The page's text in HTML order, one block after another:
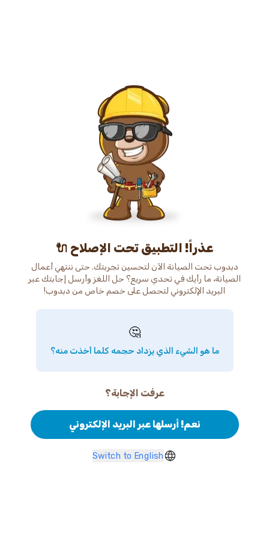
عذراً! التطبيق تحت الإصلاح 🔌
دبدوب تحت الصيانة الآن لتحسين تجربتك. حتى ننتهي أعمال
الصيانة، ما رأيك في تحدي سريع؟ حل اللغز وأرسل إجابتك عبر
البريد الإلكتروني لتحصل على خصم خاص من دبدوب!
🤔
ما هو الشيء الذي يزداد حجمه كلما أخذت منه؟
عرفت الإجابة؟
نعم! أرسلها عبر البريد الإلكتروني
Switch to English